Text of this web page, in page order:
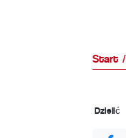
Start
Dzielić